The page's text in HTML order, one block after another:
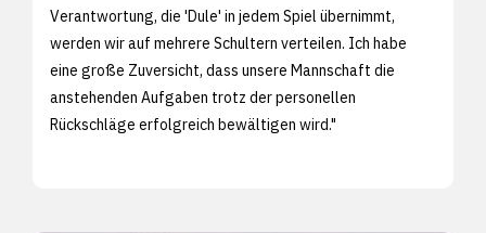
Verantwortung, die 'Dule' in jedem Spiel übernimmt,
werden wir auf mehrere Schultern verteilen. Ich habe
eine große Zuversicht, dass unsere Mannschaft die
anstehenden Aufgaben trotz der personellen
Rückschläge erfolgreich bewältigen wird."